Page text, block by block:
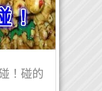
！碰的